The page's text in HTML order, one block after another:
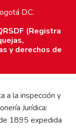
D.C.
(Registra
y derechos de
a la inspección y
Jurídica:
1895 expedida